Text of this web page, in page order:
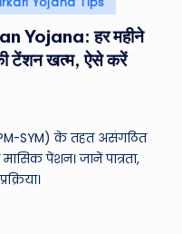
Yojana: हर महीने
टेंशन खत्म, ऐसे करें
SYM) के तहत असंगठित
पेंशन। जानें पात्रता,